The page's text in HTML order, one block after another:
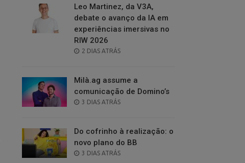
Leo Martinez, da V3A,
debate o avanço da IA em
experiências imersivas no
RIW 2026
POSTED
2 DIAS ATRÁS
Milà.ag assume a
comunicação de Domino’s
POSTED
3 DIAS ATRÁS
Do cofrinho à realização: o
novo plano do BB
POSTED
3 DIAS ATRÁS